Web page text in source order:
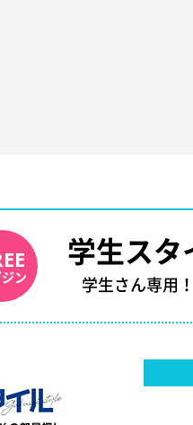
ン
学生スタ
学生さん専用